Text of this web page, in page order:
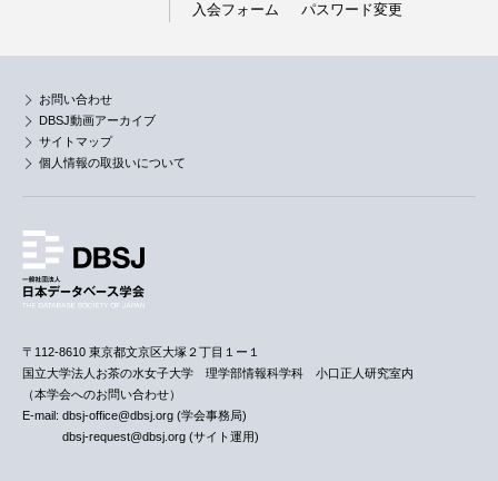
入会フォーム
パスワード変更
お問い合わせ
DBSJ動画アーカイブ
サイトマップ
個人情報の取扱いについて
〒112-8610 東京都文京区大塚２丁目１ー１
国立大学法人お茶の水女子大学 理学部情報科学科 小口正人研究室内
（本学会へのお問い合わせ）
E-mail: dbsj-office@dbsj.org (学会事務局)
dbsj-request@dbsj.org (サイト運用)